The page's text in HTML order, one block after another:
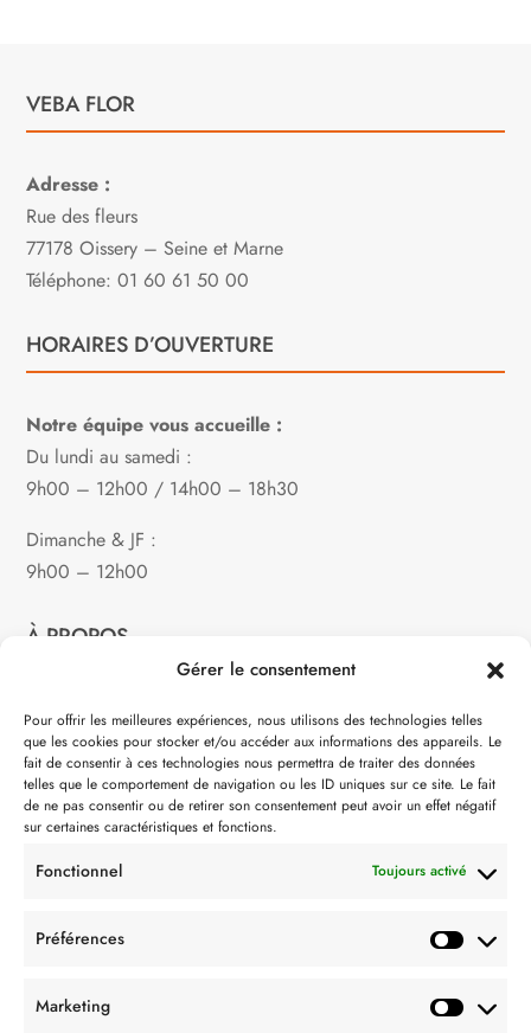
Gérer le consentement
Pour offrir les meilleures expériences, nous utilisons des technologies telles
que les cookies pour stocker et/ou accéder aux informations des appareils. Le
fait de consentir à ces technologies nous permettra de traiter des données
telles que le comportement de navigation ou les ID uniques sur ce site. Le fait
de ne pas consentir ou de retirer son consentement peut avoir un effet négatif
sur certaines caractéristiques et fonctions.
Fonctionnel Toujours activé
Préférences
Marketing
VEBA FLOR
Adresse :
Rue des fleurs
77178 Oissery – Seine et Marne
Téléphone: 01 60 61 50 00
HORAIRES D’OUVERTURE
Notre équipe vous accueille :
Du lundi au samedi :
9h00 – 12h00 / 14h00 – 18h30
Dimanche & JF :
9h00 – 12h00
À PROPOS
Notre philosophie
Contact
Partenaire de: